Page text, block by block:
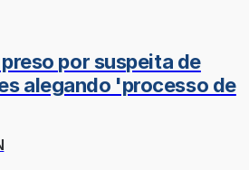
por suspeita de
alegando 'processo de